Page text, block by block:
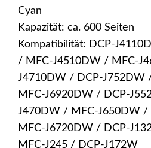
Cyan
Kapazität: ca. 600 Seiten
Kompatibilität: DCP-
/ MFC-J4510DW / MFC-
J4710DW / DCP-J752DW
MFC-J6920DW / DCP-
J470DW / MFC-J650DW /
MFC-J6720DW / DCP-
MFC-J245 / DCP-J172W